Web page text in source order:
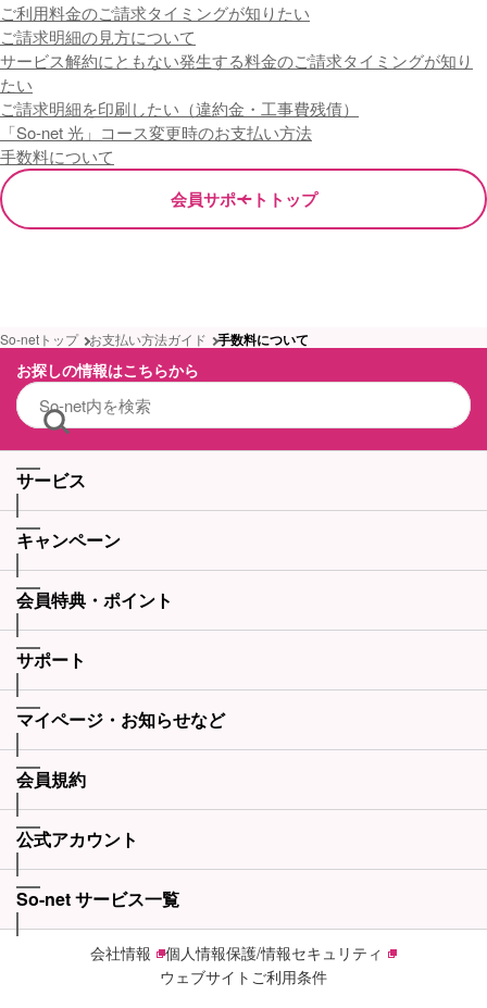
ご利用料金のご請求タイミングが知りたい
ご請求明細の見方について
サービス解約にともない発生する料金のご請求タイミングが知り
たい
ご請求明細を印刷したい（違約金・工事費残債）
「So-net 光」コース変更時のお支払い方法
手数料について
会員サポートトップ
So-netトップ お支払い方法ガイド 手数料について
お探しの情報はこちらから
サービス
キャンペーン
会員特典・ポイント
サポート
マイページ・お知らせなど
会員規約
公式アカウント
So-net サービス一覧
会社情報
個人情報保護/情報セキュリティ
ウェブサイトご利用条件